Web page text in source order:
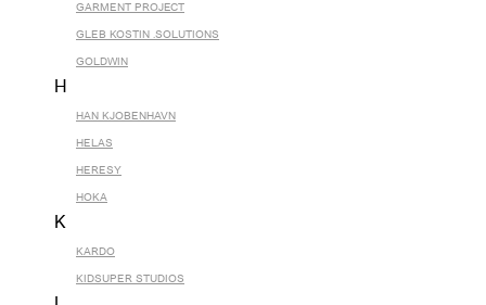
GARMENT PROJECT
GLEB KOSTIN .SOLUTIONS
GOLDWIN
H
HAN KJOBENHAVN
HELAS
HERESY
HOKA
K
KARDO
KIDSUPER STUDIOS